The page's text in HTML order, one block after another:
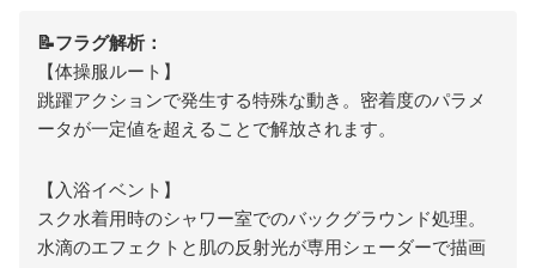
📝フラグ解析：
【体操服ルート】
跳躍アクションで発生する特殊な動き。密着度のパラメ
ータが一定値を超えることで解放されます。
【入浴イベント】
スク水着用時のシャワー室でのバックグラウンド処理。
水滴のエフェクトと肌の反射光が専用シェーダーで描画